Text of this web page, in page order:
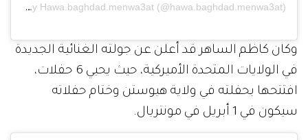
A post shared by Hawa.baghdad.menwa3at (@hawa.baghdad.menwa3at)
وكان كاظم الساهر قد أعلن عن جولته الغنائية الجديدة
في الولايات المتحدة الأميركية، حيث يحيي 6 حفلات،
افتتحها بحفلته في ولاية هيوستن وختام حفلاته
سيكون في 1 أبريل في مونتريال.